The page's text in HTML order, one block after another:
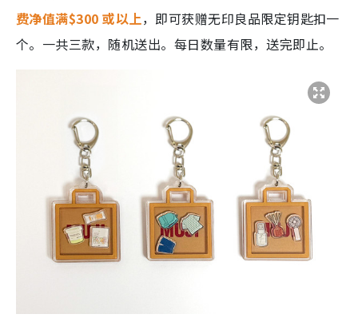
费净值满$300 或以上，即可获赠无印良品限定钥匙扣一
个。一共三款，随机送出。每日数量有限，送完即止。